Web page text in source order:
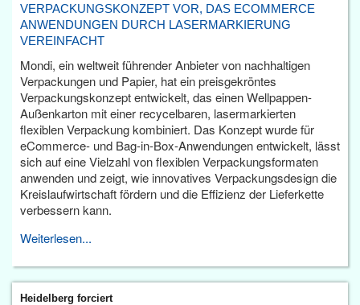
VERPACKUNGSKONZEPT VOR, DAS ECOMMERCE
ANWENDUNGEN DURCH LASERMARKIERUNG
VEREINFACHT
Mondi, ein weltweit führender Anbieter von nachhaltigen
Verpackungen und Papier, hat ein preisgekröntes
Verpackungskonzept entwickelt, das einen Wellpappen-
Außenkarton mit einer recycelbaren, lasermarkierten
flexiblen Verpackung kombiniert. Das Konzept wurde für
eCommerce- und Bag-in-Box-Anwendungen entwickelt, lässt
sich auf eine Vielzahl von flexiblen Verpackungsformaten
anwenden und zeigt, wie innovatives Verpackungsdesign die
Kreislaufwirtschaft fördern und die Effizienz der Lieferkette
verbessern kann.
Weiterlesen...
Heidelberg forciert